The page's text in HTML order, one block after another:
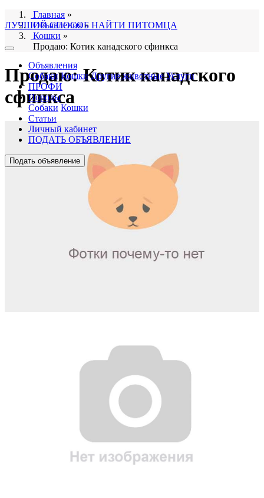
ЛУЧШИЙ СПОСОБ НАЙТИ ПИТОМЦА
Объявления
Собаки Кошки Другие животные Услуги
ПРОФИ
Породы
Собаки Кошки
Статьи
Личный кабинет
ПОДАТЬ ОБЪЯВЛЕНИЕ
Подать объявление
Главная »
Объявления»
Кошки »
Продаю: Котик канадского сфинкса
Продаю: Котик канадского
сфинкса